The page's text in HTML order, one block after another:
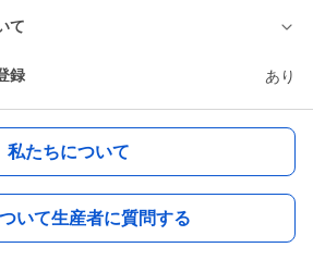
て
録 あり
私たちについて
いて生産者に質問する